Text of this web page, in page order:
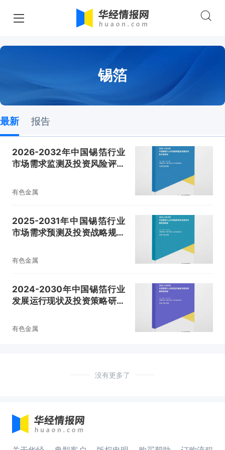
锡箔
最新 报告
2026-2032年中国锡箔行业
市场需求监测及投资风险评估
有色金属
2025-2031年中国锡箔行业
市场需求预测及投资战略规划
有色金属
2024-2030年中国锡箔行业
发展运行现状及投资策略研究
有色金属
没有更多了